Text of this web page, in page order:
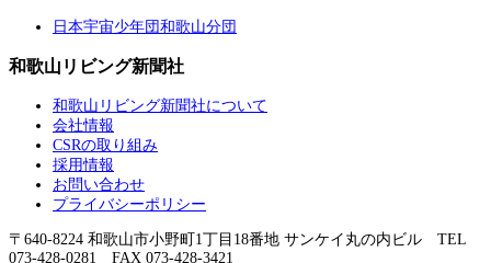
日本宇宙少年団和歌山分団
和歌山リビング新聞社
和歌山リビング新聞社について
会社情報
CSRの取り組み
採用情報
お問い合わせ
プライバシーポリシー
〒640-8224 和歌山市小野町1丁目18番地 サンケイ丸の内ビル TEL
073-428-0281 FAX 073-428-3421